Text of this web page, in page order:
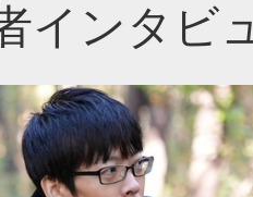
インタビ